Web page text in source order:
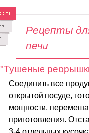
Рецепты
печи
"Тушеные
Соединить все
открытой посуде,
мощности,
приготовления.
3-4 отдельных